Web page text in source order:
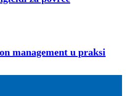
management u praksi